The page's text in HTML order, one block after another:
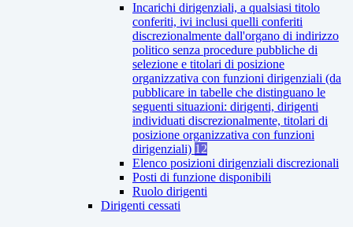
Incarichi dirigenziali, a qualsiasi titolo
conferiti, ivi inclusi quelli conferiti
discrezionalmente dall'organo di indirizzo
politico senza procedure pubbliche di
selezione e titolari di posizione
organizzativa con funzioni dirigenziali (da
pubblicare in tabelle che distinguano le
seguenti situazioni: dirigenti, dirigenti
individuati discrezionalmente, titolari di
posizione organizzativa con funzioni
dirigenziali) 12
Elenco posizioni dirigenziali discrezionali
Posti di funzione disponibili
Ruolo dirigenti
Dirigenti cessati